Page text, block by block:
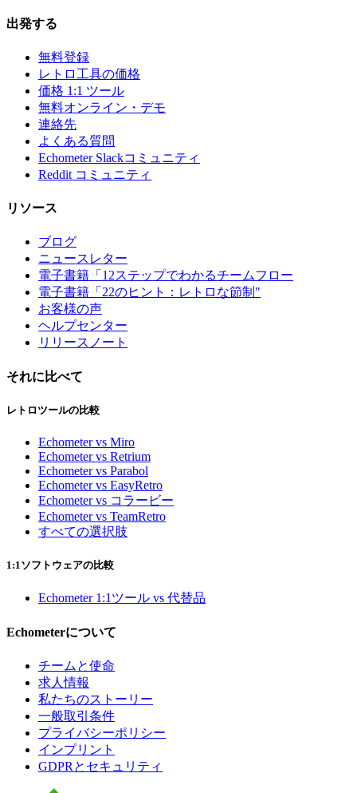
出発する
無料登録
レトロ工具の価格
価格 1:1 ツール
無料オンライン・デモ
連絡先
よくある質問
Echometer Slackコミュニティ
Reddit コミュニティ
リソース
ブログ
ニュースレター
電子書籍「12ステップでわかるチームフロー
電子書籍「22のヒント：レトロな節制"
お客様の声
ヘルプセンター
リリースノート
それに比べて
レトロツールの比較
Echometer vs Miro
Echometer vs Retrium
Echometer vs Parabol
Echometer vs EasyRetro
Echometer vs コラービー
Echometer vs TeamRetro
すべての選択肢
1:1ソフトウェアの比較
Echometer 1:1ツール vs 代替品
Echometerについて
チームと使命
求人情報
私たちのストーリー
一般取引条件
プライバシーポリシー
インプリント
GDPRとセキュリティ